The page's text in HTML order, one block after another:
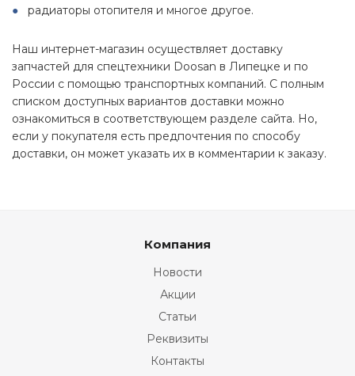
радиаторы отопителя и многое другое.
Наш интернет-магазин осуществляет доставку
запчастей для спецтехники Doosan в Липецке и по
России с помощью транспортных компаний. С полным
списком доступных вариантов доставки можно
ознакомиться в соответствующем разделе сайта. Но,
если у покупателя есть предпочтения по способу
доставки, он может указать их в комментарии к заказу.
Компания
Новости
Акции
Статьи
Реквизиты
Контакты